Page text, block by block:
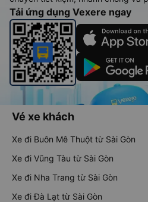
Tải ứng dụng Vexere ngay
Vé xe khách
Xe đi Buôn Mê Thuột từ Sài Gòn
Xe đi Vũng Tàu từ Sài Gòn
Xe đi Nha Trang từ Sài Gòn
Xe đi Đà Lạt từ Sài Gòn